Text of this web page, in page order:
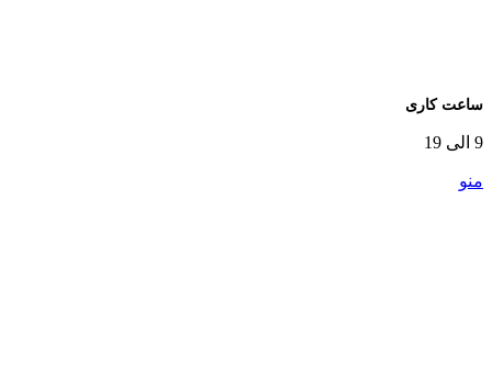
ساعت کاری
9 الی 19
منو